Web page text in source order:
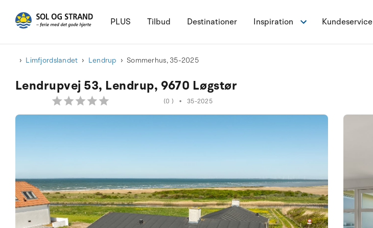
PLUS Tilbud Destinationer Inspiration Kundeservice
Limfjordslandet Lendrup Sommerhus, 35-2025
Lendrupvej 53, Lendrup, 9670 Løgstør
(0 ) • 35-2025